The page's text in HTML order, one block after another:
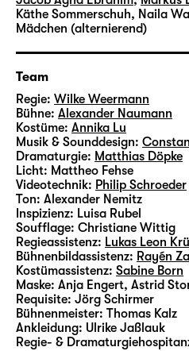
inszeniert und
des Schauspiel Leipzig
Wilke Weermann. Er
ADK Baden-
Sein Drama „Abraum“
den Retzhofer
ausgezeichnet mit dem
Förderpreis für
Seine Inszenierung
Schauspiel Stuttgart
Festival „radikal jung
Wilke Weermann
Hoffmann Theater
Köln, Staatstheater
Frankfurt und am
Zusatzhinweise zu
„Wüste“ finden Siehier.
Käthe Sommerschuh, Naila
Mädchen (alternierend)
Team
Regie: Wilke Weermann
Bühne: Alexander Naumann
Kostüme: Annika Lu
Musik & Sounddesign:
Dramaturgie: Matthias Döpke
Licht: Mattheo Fehse
Videotechnik: Philip Schroeder
Ton: Alexander Nemitz
Inspizienz: Luisa Rubel
Soufflage: Christiane Wittig
Regieassistenz: Lukas Leon
Bühnenbildassistenz: Rayén
Kostümassistenz: Sabine Born
Maske: Anja Engert, Astrid
Requisite: Jörg Schirmer
Bühnenmeister: Thomas Kalz
Ankleidung: Ulrike Jaßlauk
Regie- &